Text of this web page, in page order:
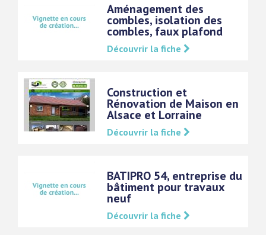
Aménagement des
combles, isolation des
combles, faux plafond
Découvrir la fiche
Construction et
Rénovation de Maison en
Alsace et Lorraine
Découvrir la fiche
BATIPRO 54, entreprise du
bâtiment pour travaux
neuf
Découvrir la fiche